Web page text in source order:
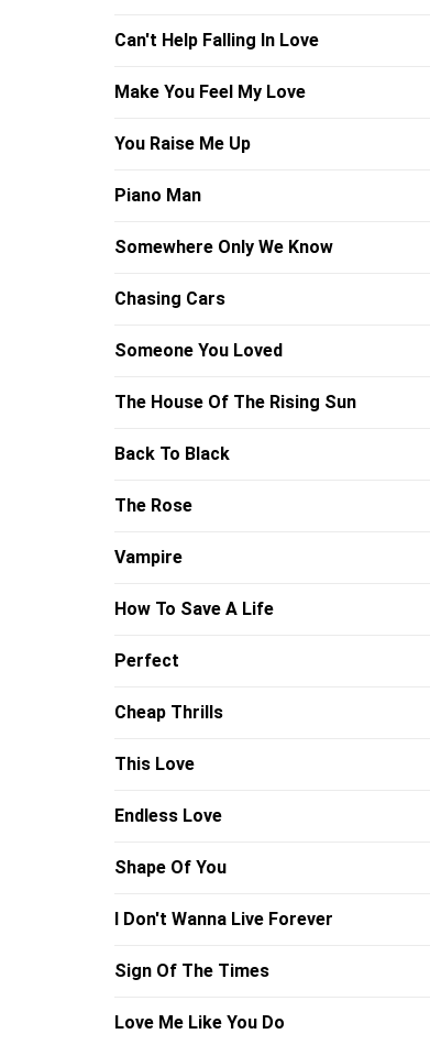
Can't Help Falling In Love
Make You Feel My Love
You Raise Me Up
Piano Man
Somewhere Only We Know
Chasing Cars
Someone You Loved
The House Of The Rising Sun
Back To Black
The Rose
Vampire
How To Save A Life
Perfect
Cheap Thrills
This Love
Endless Love
Shape Of You
I Don't Wanna Live Forever
Sign Of The Times
Love Me Like You Do